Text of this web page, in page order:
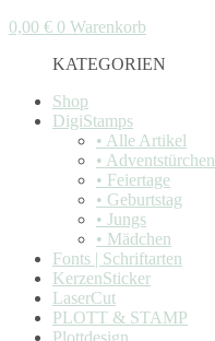
0,00 € 0 Warenkorb
KATEGORIEN
Shop
DigiStamps
• Alle Artikel
• Adventstürchen
• Feiertage
• Geburtstag
• Jungs
• Mädchen
Fonts | Schriftarten
KerzenSticker
LaserCut
PLOTT & STAMP
Plottdesign